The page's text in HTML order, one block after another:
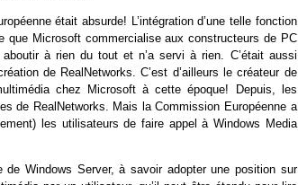
était absurde! L’intégration d’une telle fonction
que Microsoft commercialise aux constructeurs de PC
à rien du tout et n’a servi à rien. C’était aussi
de RealNetworks. C’est d’ailleurs le créateur de
chez Microsoft à cette époque! Depuis, les
de RealNetworks. Mais la Commission Européenne a
les utilisateurs de faire appel à Windows Media
Windows Server, à savoir adopter une position sur